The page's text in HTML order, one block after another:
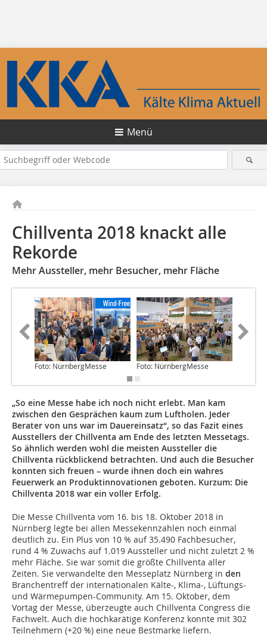
Menü
Chillventa 2018 knackt alle
Rekorde
Mehr Aussteller, mehr Besucher, mehr Fläche
Foto: NürnbergMesse Foto: NürnbergMesse
„So eine Messe habe ich noch nicht erlebt. Man kam
zwischen den Gesprächen kaum zum Luftholen. Jeder
Berater von uns war im Dauereinsatz“, so das Fazit eines
Ausstellers der Chillventa am Ende des letzten Messetags.
So ähnlich werden wohl die meisten Aussteller die
Chillventa rückblickend betrachten. Und auch die Besucher
konnten sich freuen – wurde ihnen doch ein wahres
Feuerwerk an Produktinnovationen geboten. Kurzum: Die
Chillventa 2018 war ein voller Erfolg.
Die Messe Chillventa vom 16. bis 18. Oktober 2018 in
Nürnberg legte bei allen Messekennzahlen noch einmal
deutlich zu. Ein Plus von 10 % auf 35.490 Fachbesucher,
rund 4 % Zuwachs auf 1.019 Aussteller und nicht zuletzt 2 %
mehr Fläche. Sie war somit die größte Chillventa aller
Zeiten. Sie verwandelte den Messeplatz Nürnberg in den
Branchentreff der internationalen Kälte-, Klima-, Lüftungs-
und Wärmepumpen-Community. Am 15. Oktober, dem
Vortag der Messe, überzeugte auch Chillventa Congress die
Fachwelt. Auch die hochkarätige Konferenz konnte mit 302
Teilnehmern (+20 %) eine neue Bestmarke liefern.